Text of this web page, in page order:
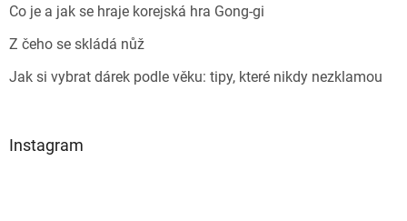
Co je a jak se hraje korejská hra Gong-gi
Z čeho se skládá nůž
Jak si vybrat dárek podle věku: tipy, které nikdy nezklamou
Instagram